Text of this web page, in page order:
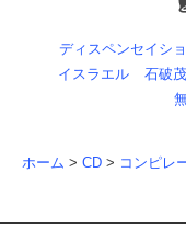
ディスペンセイシ
イスラエル
石破茂
ホーム > CD > コンピレ